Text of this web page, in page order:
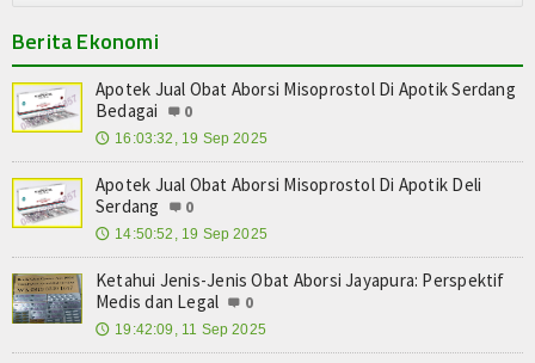
Berita Ekonomi
Apotek Jual Obat Aborsi Misoprostol Di Apotik Serdang
Bedagai
0
🕔 16:03:32, 19 Sep 2025
Apotek Jual Obat Aborsi Misoprostol Di Apotik Deli
Serdang
0
🕔 14:50:52, 19 Sep 2025
Ketahui Jenis-Jenis Obat Aborsi Jayapura: Perspektif
Medis dan Legal
0
🕔 19:42:09, 11 Sep 2025